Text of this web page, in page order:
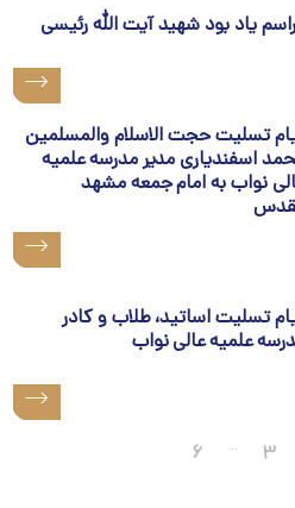
بود شهید آیت الله رئیسی
حجت الاسلام والمسلمین
مدیر مدرسه علمیه
به امام جمعه مشهد
اساتید، طلاب و کادر
عالی نواب